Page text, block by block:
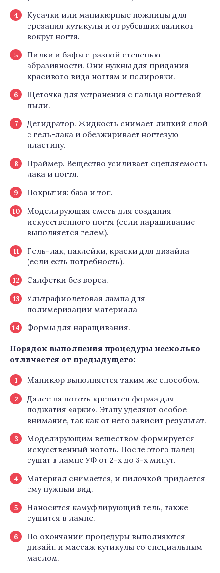
Кусачки или маникюрные ножницы для
срезания кутикулы и огрубевших валиков
вокруг ногтя.
Пилки и бафы с разной степенью
абразивности. Они нужны для придания
красивого вида ногтям и полировки.
Щеточка для устранения с пальца ногтевой
пыли.
Дегидратор. Жидкость снимает липкий слой
с гель-лака и обезжиривает ногтевую
пластину.
Праймер. Вещество усиливает сцепляемость
лака и ногтя.
Покрытия: база и топ.
Моделирующая смесь для создания
искусственного ногтя (если наращивание
выполняется гелем).
Гель-лак, наклейки, краски для дизайна
(если есть потребность).
Салфетки без ворса.
Ультрафиолетовая лампа для
полимеризации материала.
Формы для наращивания.
Порядок выполнения процедуры несколько
отличается от предыдущего:
Маникюр выполняется таким же способом.
Далее на ноготь крепится форма для
поджатия «арки». Этапу уделяют особое
внимание, так как от него зависит результат.
Моделирующим веществом формируется
искусственный ноготь. После этого палец
сушат в лампе УФ от 2-х до 3-х минут.
Материал снимается, и пилочкой придается
ему нужный вид.
Наносится камуфлирующий гель, также
сушится в лампе.
По окончании процедуры выполняются
дизайн и массаж кутикулы со специальным
маслом.